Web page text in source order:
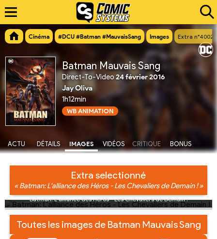
Cinéma #DCU #Batman #MauvaisSang Images Extra n°4002
Batman Mauvais Sang
Direct-To-Video 24 février 2016
Jay Oliva
1h12min
WB ANIMATION
ACTU DÉTAILS IMAGES VIDÉOS CRITIQUE BONUS
Extra selectionné
« Batman: L'alliance des Héros - Les Chevaliers de Demain ! »
Batman: L'alliance des Héros - Les Chevaliers de Demain !
Toutes les images de Batman Mauvais Sang